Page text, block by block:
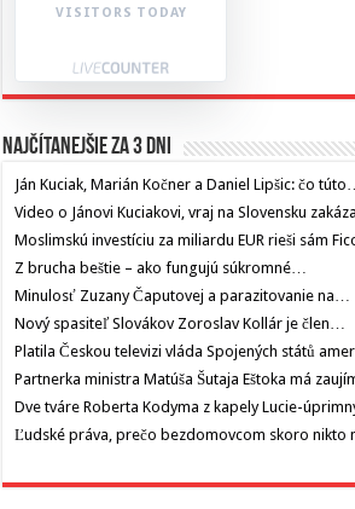
VISITORS TODAY
Najčítanejšie za 3 dni
Ján Kuciak, Marián Kočner a Daniel Lipšic: čo
Video o Jánovi Kuciakovi, vraj na Slovensku
Moslimskú investíciu za miliardu EUR rieši sám
Z brucha beštie – ako fungujú súkromné…
Minulosť Zuzany Čaputovej a parazitovanie na…
Nový spasiteľ Slovákov Zoroslav Kollár je člen…
Platila Českou televizi vláda Spojených států
Partnerka ministra Matúša Šutaja Eštoka má
Dve tváre Roberta Kodyma z kapely Lucie-
Ľudské práva, prečo bezdomovcom skoro